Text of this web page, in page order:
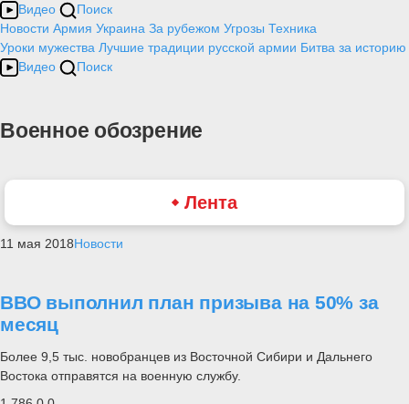
Видео
Поиск
Новости Армия Украина За рубежом Угрозы Техника
Уроки мужества Лучшие традиции русской армии Битва за историю
Видео
Поиск
Военное обозрение
Лента
11 мая 2018Новости
ВВО выполнил план призыва на 50% за
месяц
Более 9,5 тыс. новобранцев из Восточной Сибири и Дальнего
Востока отправятся на военную службу.